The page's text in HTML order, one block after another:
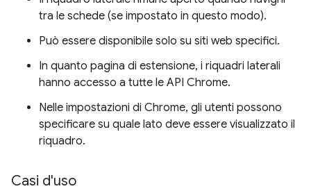
tra le schede (se impostato in questo modo).
Può essere disponibile solo su siti web specifici.
In quanto pagina di estensione, i riquadri laterali
hanno accesso a tutte le API Chrome.
Nelle impostazioni di Chrome, gli utenti possono
specificare su quale lato deve essere visualizzato il
riquadro.
Casi d'uso